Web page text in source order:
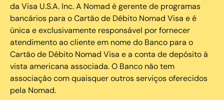
da Visa U.S.A. Inc. A Nomad é gerente de programas
bancários para o Cartão de Débito Nomad Visa e é
única e exclusivamente responsável por fornecer
atendimento ao cliente em nome do Banco para o
Cartão de Débito Nomad Visa e a conta de depósito à
vista americana associada. O Banco não tem
associação com quaisquer outros serviços oferecidos
pela Nomad.